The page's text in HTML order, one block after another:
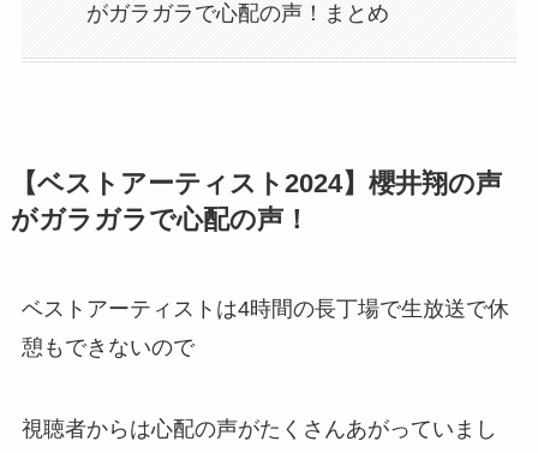
がガラガラで心配の声！まとめ
【ベストアーティスト2024】櫻井翔の声
がガラガラで心配の声！
ベストアーティストは4時間の長丁場で生放送で休
憩もできないので
視聴者からは心配の声がたくさんあがっていまし